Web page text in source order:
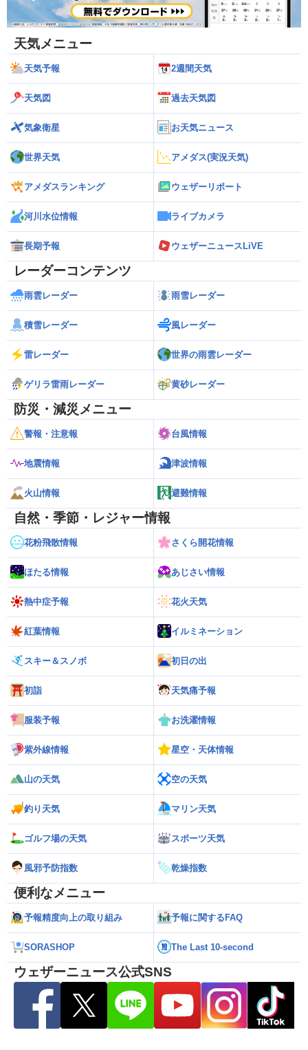
天気メニュー
天気予報 2週間天気
天気図 過去天気図
気象衛星 お天気ニュース
世界天気 アメダス(実況天気)
アメダスランキング ウェザーリポート
河川水位情報 ライブカメラ
長期予報 ウェザーニュースLiVE
レーダーコンテンツ
雨雲レーダー 雨雪レーダー
積雪レーダー 風レーダー
雷レーダー 世界の雨雲レーダー
ゲリラ雷雨レーダー 黄砂レーダー
防災・減災メニュー
警報・注意報 台風情報
地震情報 津波情報
火山情報 避難情報
自然・季節・レジャー情報
花粉飛散情報 さくら開花情報
ほたる情報 あじさい情報
熱中症予報 花火天気
紅葉情報 イルミネーション
スキー＆スノボ 初日の出
初詣 天気痛予報
服装予報 お洗濯情報
紫外線情報 星空・天体情報
山の天気 空の天気
釣り天気 マリン天気
ゴルフ場の天気 スポーツ天気
風邪予防指数 乾燥指数
便利なメニュー
予報精度向上の取り組み 予報に関するFAQ
SORASHOP The Last 10-second
ウェザーニュース公式SNS